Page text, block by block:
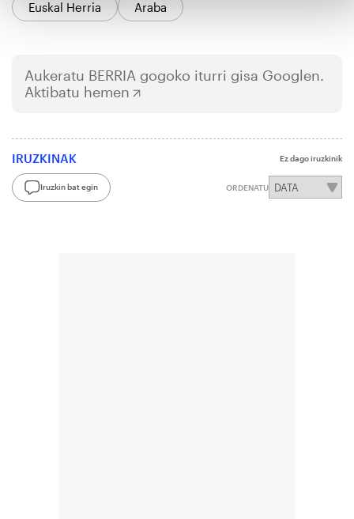
Euskal Herria
Araba
Aukeratu BERRIA gogoko iturri gisa Googlen.
Aktibatu hemen
IRUZKINAK Ez dago iruzkinik
Iruzkin bat egin ORDENATU